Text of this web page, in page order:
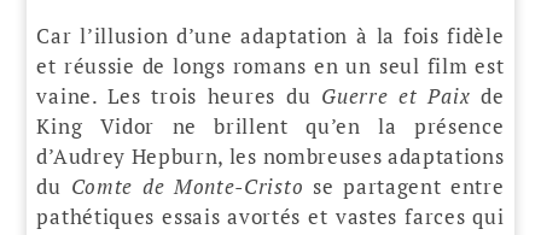
Car l’illusion d’une adaptation à la fois fidèle
et réussie de longs romans en un seul film est
vaine. Les trois heures du Guerre et Paix de
King Vidor ne brillent qu’en la présence
d’Audrey Hepburn, les nombreuses adaptations
du Comte de Monte-Cristo se partagent entre
pathétiques essais avortés et vastes farces qui